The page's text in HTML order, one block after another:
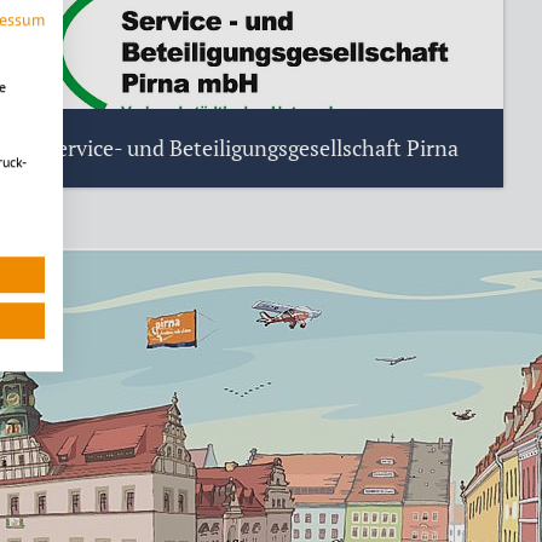
Städtische Wohnungsgesellschaft Pirna mbH
(WGP)
Service- und Beteiligungsgesellschaft Pirna
(SBP)